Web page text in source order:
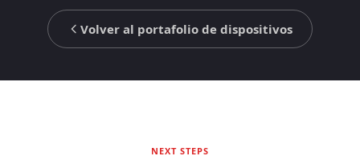
Volver al portafolio de dispositivos
NEXT STEPS